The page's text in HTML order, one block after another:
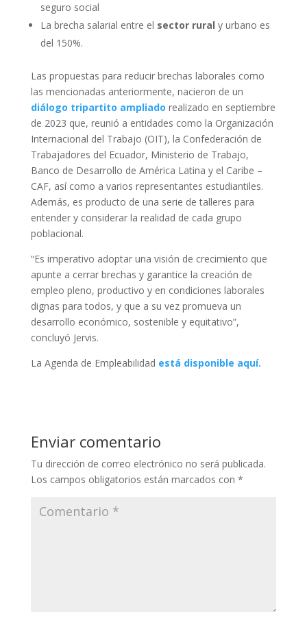
seguro social
La brecha salarial entre el sector rural y urbano es
del 150%.
Las propuestas para reducir brechas laborales como
las mencionadas anteriormente, nacieron de un
diálogo tripartito ampliado realizado en septiembre
de 2023 que, reunió a entidades como la Organización
Internacional del Trabajo (OIT), la Confederación de
Trabajadores del Ecuador, Ministerio de Trabajo,
Banco de Desarrollo de América Latina y el Caribe –
CAF, así como a varios representantes estudiantiles.
Además, es producto de una serie de talleres para
entender y considerar la realidad de cada grupo
poblacional.
“Es imperativo adoptar una visión de crecimiento que
apunte a cerrar brechas y garantice la creación de
empleo pleno, productivo y en condiciones laborales
dignas para todos, y que a su vez promueva un
desarrollo económico, sostenible y equitativo”,
concluyó Jervis.
La Agenda de Empleabilidad está disponible aquí.
Enviar comentario
Tu dirección de correo electrónico no será publicada.
Los campos obligatorios están marcados con *